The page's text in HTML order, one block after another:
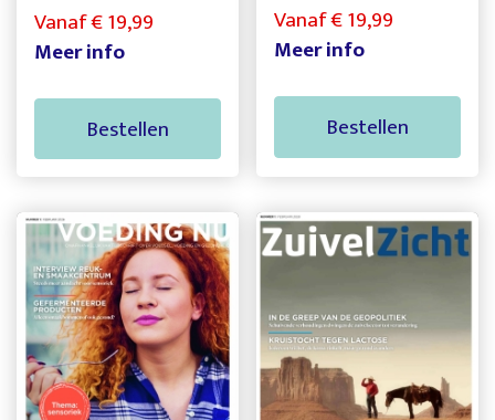
Vanaf € 19,99
Meer info
Bestellen
Vanaf € 19,99
Meer info
Bestellen